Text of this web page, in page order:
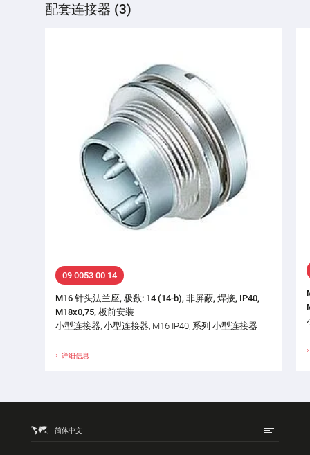
配套连接器 (3)
09 0053 00 14
M16 针头法兰座, 极数: 14 (14-b), 非屏蔽, 焊接, IP40,
M18x0,75, 板前安装
小型连接器, 小型连接器, M16 IP40, 系列 小型连接器
详细信息
简体中文